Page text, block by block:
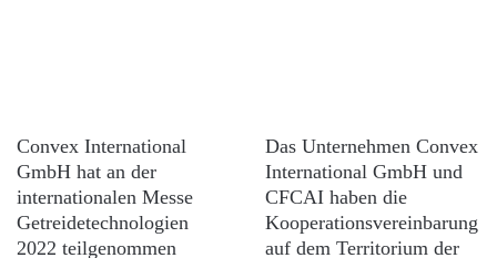
Convex International
GmbH hat an der
internationalen Messe
Getreidetechnologien
2022 teilgenommen
Das Unternehmen Convex
International GmbH und
CFCAI haben die
Kooperationsvereinbarung
auf dem Territorium der